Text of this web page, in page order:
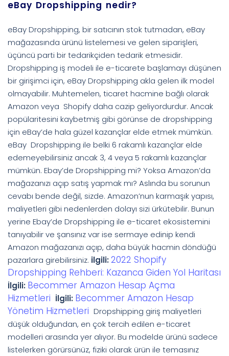
eBay Dropshipping nedir?
eBay Dropshipping, bir satıcının stok tutmadan, eBay
mağazasında ürünü listelemesi ve gelen siparişleri,
üçüncü parti bir tedarikçiden tedarik etmesidir.
Dropshipping iş modeli ile e-ticarete başlamayı düşünen
bir girişimci için, eBay Dropshipping akla gelen ilk model
olmayabilir. Muhtemelen, ticaret hacmine bağlı olarak
Amazon veya Shopify daha cazip geliyordurdur. Ancak
popülaritesini kaybetmiş gibi görünse de dropshipping
için eBay’de hala güzel kazançlar elde etmek mümkün.
eBay Dropshipping ile belki 6 rakamlı kazançlar elde
edemeyebilirsiniz ancak 3, 4 veya 5 rakamlı kazançlar
mümkün. Ebay’de Dropshipping mi? Yoksa Amazon’da
mağazanızı açıp satış yapmak mı? Aslında bu sorunun
cevabı bende değil, sizde. Amazon’nun karmaşık yapısı,
maliyetleri gibi nedenlerden dolayı sizi ürkütebilir. Bunun
yerine Ebay’de Dropshipping ile e-ticaret ekosistemini
tanıyabilir ve şansınız var ise sermaye edinip kendi
Amazon mağazanızı açıp, daha büyük hacmin döndüğü
pazarlara girebilirsiniz. ilgili: 2022 Shopify
Dropshipping Rehberi: Kazanca Giden Yol Haritası
İlgili: Becommer Amazon Hesap Açma
Hizmetleri İlgili: Becommer Amazon Hesap
Yönetim Hizmetleri Dropshipping giriş maliyetleri
düşük olduğundan, en çok tercih edilen e-ticaret
modelleri arasında yer alıyor. Bu modelde ürünü sadece
listelerken görürsünüz, fiziki olarak ürün ile temasınız